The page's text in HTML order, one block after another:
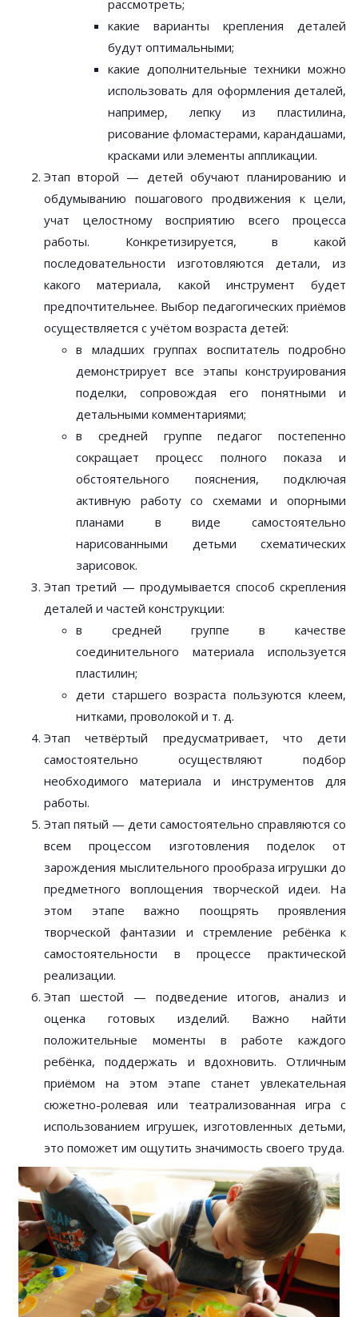
рассмотреть;
какие варианты крепления деталей
будут оптимальными;
какие дополнительные техники можно
использовать для оформления деталей,
например, лепку из пластилина,
рисование фломастерами, карандашами,
красками или элементы аппликации.
Этап второй — детей обучают планированию и
обдумыванию пошагового продвижения к цели,
учат целостному восприятию всего процесса
работы. Конкретизируется, в какой
последовательности изготовляются детали, из
какого материала, какой инструмент будет
предпочтительнее. Выбор педагогических приёмов
осуществляется с учётом возраста детей:
в младших группах воспитатель подробно
демонстрирует все этапы конструирования
поделки, сопровождая его понятными и
детальными комментариями;
в средней группе педагог постепенно
сокращает процесс полного показа и
обстоятельного пояснения, подключая
активную работу со схемами и опорными
планами в виде самостоятельно
нарисованными детьми схематических
зарисовок.
Этап третий — продумывается способ скрепления
деталей и частей конструкции:
в средней группе в качестве
соединительного материала используется
пластилин;
дети старшего возраста пользуются клеем,
нитками, проволокой и т. д.
Этап четвёртый предусматривает, что дети
самостоятельно осуществляют подбор
необходимого материала и инструментов для
работы.
Этап пятый — дети самостоятельно справляются со
всем процессом изготовления поделок от
зарождения мыслительного прообраза игрушки до
предметного воплощения творческой идеи. На
этом этапе важно поощрять проявления
творческой фантазии и стремление ребёнка к
самостоятельности в процессе практической
реализации.
Этап шестой — подведение итогов, анализ и
оценка готовых изделий. Важно найти
положительные моменты в работе каждого
ребёнка, поддержать и вдохновить. Отличным
приёмом на этом этапе станет увлекательная
сюжетно-ролевая или театрализованная игра с
использованием игрушек, изготовленных детьми,
это поможет им ощутить значимость своего труда.